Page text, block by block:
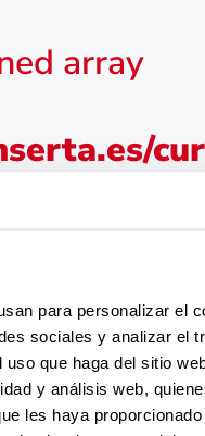
para personalizar el
sociales y analizar el
que haga del sitio
y análisis web,
les haya
array
text.php